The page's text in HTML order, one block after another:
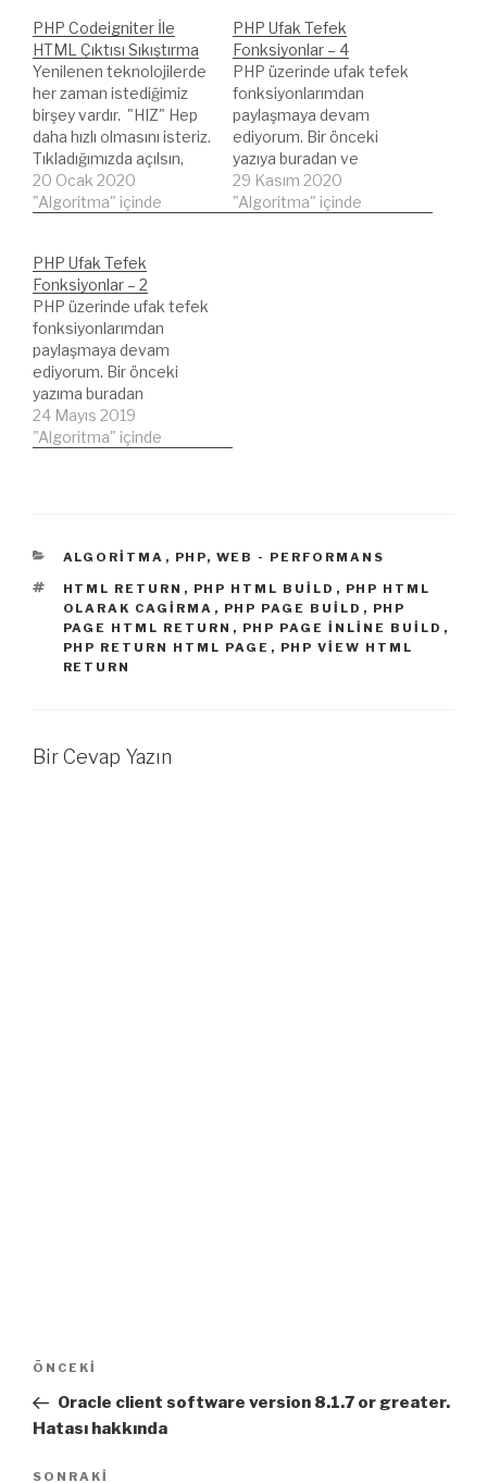
PHP Codeigniter İle
HTML Çıktısı Sıkıştırma
Yenilenen teknolojilerde
her zaman istediğimiz
birşey vardır. "HIZ" Hep
daha hızlı olmasını isteriz.
Tıkladığımızda açılsın,
hatta tıklayacağımızı
hissedip öncesinden
bekleriz. Kimlerden
bekleriz. Tabi ki yazılımlar,
programlardan.
Codeigniter
kullandığımız bir
sistemde sayfa (
browser taraflı tabiki )
açılış, derleme hızını
yükseltmek, bekleme
20 Ocak 2020
"Algoritma" içinde
PHP Ufak Tefek
Fonksiyonlar – 4
PHP üzerinde ufak tefek
fonksiyonlarımdan
paylaşmaya devam
ediyorum. Bir önceki
yazıya buradan ve
buradan tüm ufak
tefeklere ulaşabilirsiniz.
29 Kasım 2020
"Algoritma" içinde
PHP Ufak Tefek
Fonksiyonlar – 2
PHP üzerinde ufak tefek
fonksiyonlarımdan
paylaşmaya devam
ediyorum. Bir önceki
yazıma buradan
ulaşabilirsiniz. Bootstrap
gibi HTML / CSS
kullanıyorsunuzdur.
Bootstrap üzerinden
örnek vermek gerekirse
ALERT için ufak bir
fonksiyon ile hızlıca uyarı
sistemlerinizi
geliştirebilirsiniz. Ek
24 Mayıs 2019
"Algoritma" içinde
KATEGORILER
ALGORITMA , PHP, WEB - PERFORMANS
ETIKETLER
HTML RETURN , PHP HTML BUILD , PHP HTML
OLARAK CAGIRMA , PHP PAGE BUILD , PHP
PAGE HTML RETURN , PHP PAGE INLINE BUILD ,
PHP RETURN HTML PAGE , PHP VIEW HTML
RETURN
Bir Cevap Yazın
Yazı
Önceki
Yazı
ÖNCEKI
Oracle client software version 8.1.7 or greater.
Hatası hakkında
Sonraki
SONRAKI